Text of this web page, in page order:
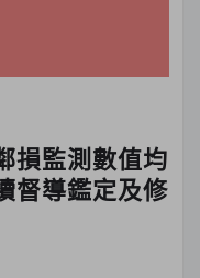
損監測數值均
督導鑑定及修